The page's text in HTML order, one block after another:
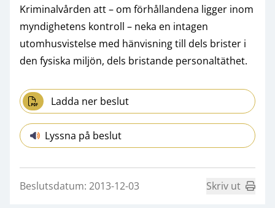
Kriminalvården att – om förhållandena ligger inom
myndighetens kontroll – neka en intagen
utomhusvistelse med hänvisning till dels brister i
den fysiska miljön, dels bristande personaltäthet.
Ladda ner beslut
Lyssna på beslut
Beslutsdatum: 2013-12-03 Skriv ut